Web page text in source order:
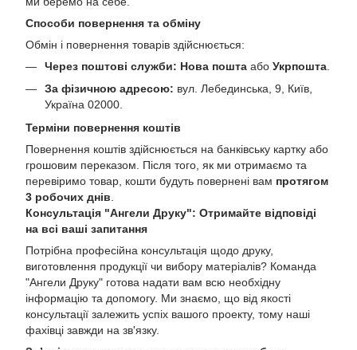
Способи повернення та обміну
Обмін і повернення товарів здійснюється:
Через поштові служби: Нова пошта або Укрпошта
За фізичною адресою: вул. Лебединська, 9, Київ,
Україна 02000.
Терміни повернення коштів
Повернення коштів здійснюється на банківську картку або
грошовим переказом. Після того, як ми отримаємо та
перевіримо товар, кошти будуть повернені вам протягом
3 робочих днів
Консультація "Ангели Друку": Отримайте відповіді
на всі ваші запитання
Потрібна професійна консультація щодо друку,
виготовлення продукції чи вибору матеріалів? Команда
"Ангели Друку" готова надати вам всю необхідну
інформацію та допомогу. Ми знаємо, що від якості
консультації залежить успіх вашого проекту, тому наші
фахівці завжди на зв'язку.